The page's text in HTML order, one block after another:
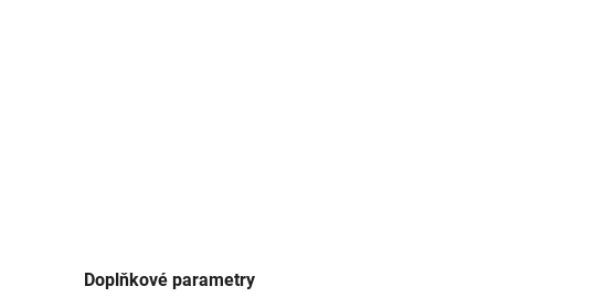
Doplňkové parametry